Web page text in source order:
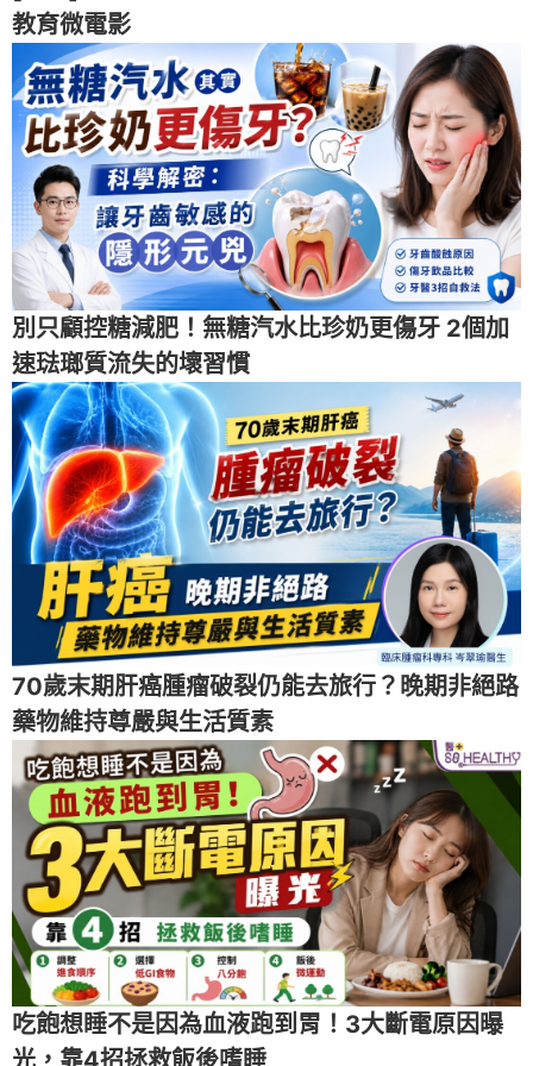
教育微電影
別只顧控糖減肥！無糖汽水比珍奶更傷牙 2個加
速琺瑯質流失的壞習慣
70歲末期肝癌腫瘤破裂仍能去旅行？晚期非絕路
藥物維持尊嚴與生活質素
吃飽想睡不是因為血液跑到胃！3大斷電原因曝